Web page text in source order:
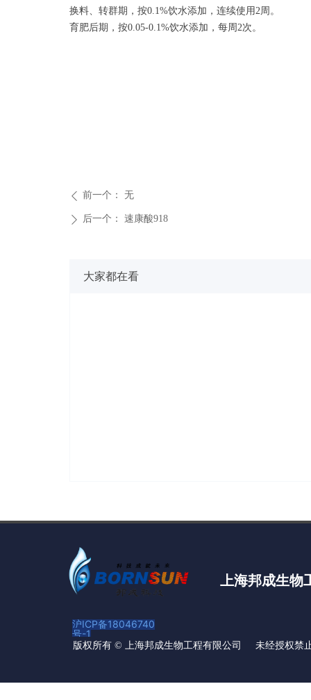
大家都在看
ꄴ 前一个： 无
ꄲ 后一个： 速康酸918
换料、转群期，按0.1%饮水添加，连续使用2周。
育肥后期，按0.05-0.1%饮水添加，每周2次。
版权所有 © 上海邦成生物工程有限公司 未经授权禁
沪ICP备18046740
号-1
上海邦成生物